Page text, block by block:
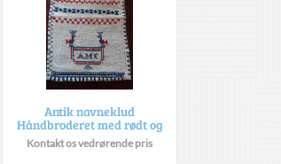
Antik navneklud
Håndbroderet med rødt og
Kontakt os vedrørende pris